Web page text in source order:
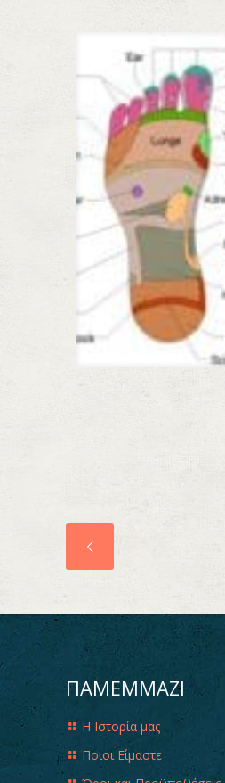
ΠΑΜΕΜΜΑΖΙ
Η Ιστορία μας
Ποιοι Είμαστε